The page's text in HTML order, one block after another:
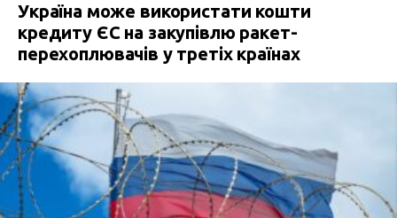
Україна може використати кошти
кредиту ЄС на закупівлю ракет-
перехоплювачів у третіх країнах